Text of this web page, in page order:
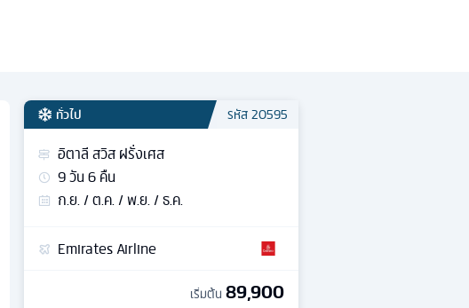
ทั่วไป รหัส20595
อิตาลี สวิส ฝรั่งเศส
9วัน6คืน
ก.ย. / ต.ค. / พ.ย. / ธ.ค.
Emirates Airline
เริ่มต้น 89,900